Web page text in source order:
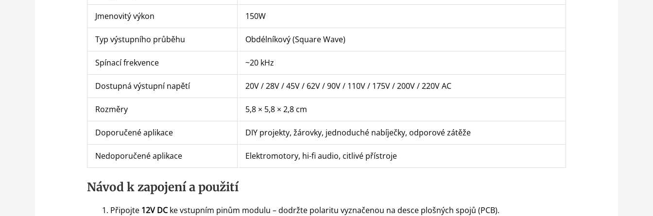
Jmenovitý výkon 150W
Typ výstupního průběhu Obdélníkový (Square Wave)
Spínací frekvence ~20 kHz
Dostupná výstupní napětí 20V / 28V / 45V / 62V / 90V / 110V / 175V / 200V / 220V AC
Rozměry 5,8 × 5,8 × 2,8 cm
Doporučené aplikace DIY projekty, žárovky, jednoduché nabíječky, odporové zátěže
Nedoporučené aplikace Elektromotory, hi-fi audio, citlivé přístroje
Návod k zapojení a použití
Připojte 12V DCke vstupním pinům modulu – dodržte polaritu vyznačenou na desce plošných spojů (PCB).